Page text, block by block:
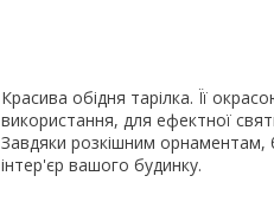
Красива обідня тарілка. Її
використання, для ефектної
Завдяки розкішним орнаментам,
інтер'єр вашого будинку.